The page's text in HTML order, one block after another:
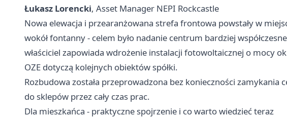
Łukasz Lorencki, Asset Manager NEPI Rockcastle
Nowa elewacja i przearanżowana strefa frontowa powstały w
wokół fontanny - celem było nadanie centrum bardziej
właściciel zapowiada wdrożenie instalacji fotowoltaicznej o mocy
OZE dotyczą kolejnych obiektów spółki.
Rozbudowa została przeprowadzona bez konieczności zamykania
do sklepów przez cały czas prac.
Dla mieszkańca - praktyczne spojrzenie i co warto wiedzieć teraz